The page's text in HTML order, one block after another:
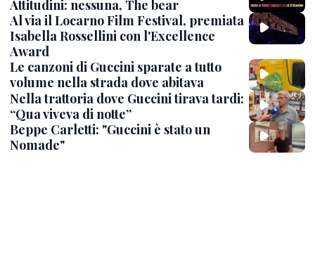
Attitudini: nessuna, The bear
Al via il Locarno Film Festival, premiata
Isabella Rossellini con l'Excellence
Award
Le canzoni di Guccini sparate a tutto
volume nella strada dove abitava
Nella trattoria dove Guccini tirava tardi:
“Qua viveva di notte”
Beppe Carletti: "Guccini è stato un
Nomade"